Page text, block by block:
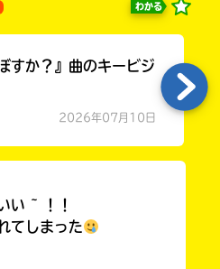
わかる
すか？』曲のキービジ
2026年07月10日
い ~ ！！
てしまった
ー
の
で、
う
一